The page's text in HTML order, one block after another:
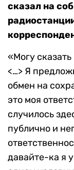
сказал на
«Могу
<…> Я
обмен на
это моя
случилось
публично и
давайте-ка я